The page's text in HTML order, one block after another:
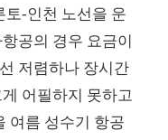
토-인천 노선을 운
공의 경우 요금이
저렴하나 장시간
어필하지 못하고
여름 성수기 항공